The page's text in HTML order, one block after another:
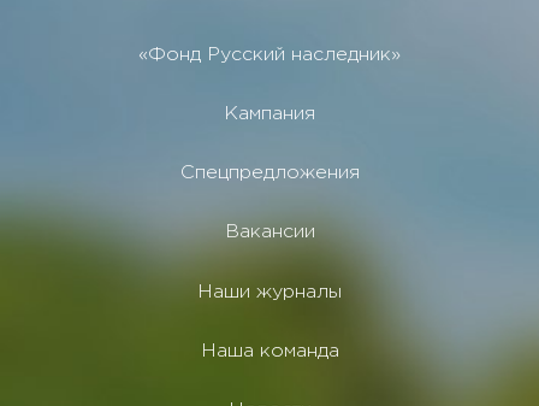
«Фонд Русский наследник»
Кампания
Спецпредложения
Вакансии
Наши журналы
Наша команда